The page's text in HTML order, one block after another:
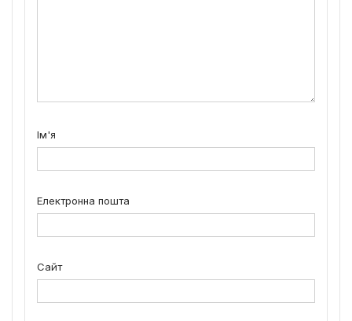
Ім'я
Електронна пошта
Сайт